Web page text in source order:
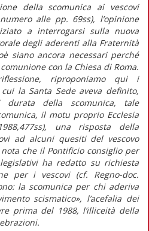
della scomunica ai vescovi
alle pp. 69ss), l’opinione
a interrogarsi sulla nuova
degli aderenti alla Fraternità
siano ancora necessari perché
con la Chiesa di Roma.
riproponiamo qui i
la Santa Sede aveva definito,
della scomunica, tale
il motu proprio Ecclesia
una risposta della
ad alcuni quesiti del vescovo
che il Pontificio consiglio per
ha redatto su richiesta
per i vescovi (cf. Regno-doc.
la scomunica per chi aderiva
scismatico», l’acefalia dei
prima del 1988, l’illiceità della